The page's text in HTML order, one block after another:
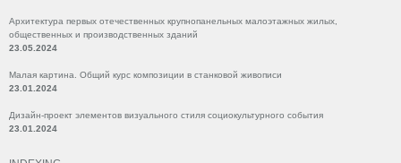
Архитектура первых отечественных крупнопанельных малоэтажных жилых,
общественных и производственных зданий
23.05.2024
Малая картина. Общий курс композиции в станковой живописи
23.01.2024
Дизайн-проект элементов визуального стиля социокультурного события
23.01.2024